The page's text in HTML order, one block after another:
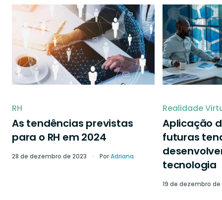
RH
As tendências previstas
para o RH em 2024
28 de dezembro de 2023 PorAdriana
Realidade
Aplicação
futuras
tecnologia
19 de dezembro de